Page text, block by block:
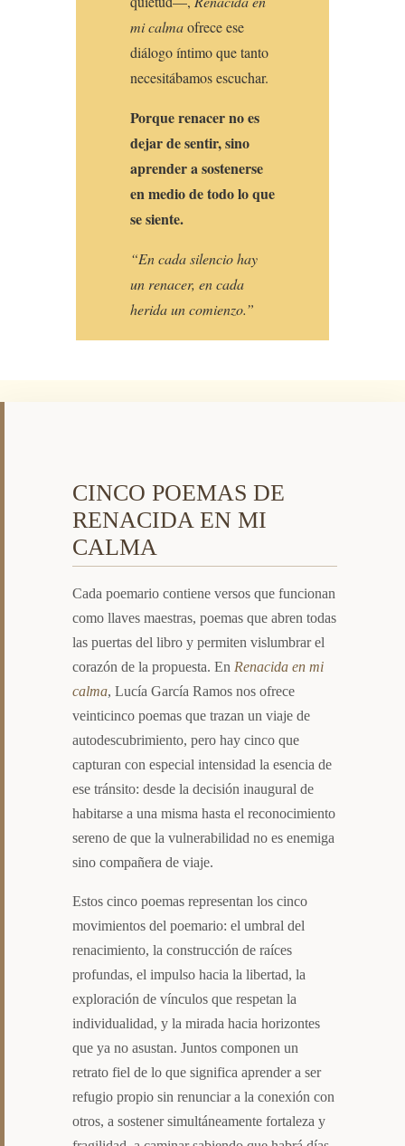
mi calmaofrece ese
diálogo íntimo que tanto
necesitábamos escuchar.
Porque renacer no es
dejar de sentir, sino
aprender a sostenerse
en medio de todo lo que
se siente.
“En cada silencio hay
un renacer, en cada
herida un comienzo.”
CINCO POEMASDE
RENACIDA EN MI
CALMA
Cada poemario contiene versos que funcionan
como llaves maestras, poemas que abren todas
las puertas del libro y permiten vislumbrar el
corazón de la propuesta. En Renacida en mi
calma, Lucía García Ramos nos ofrece
veinticinco poemas que trazan un viaje de
autodescubrimiento, pero hay cinco que
capturan con especial intensidad la esencia de
ese tránsito: desde la decisión inaugural de
habitarse a una misma hasta el reconocimiento
sereno de que la vulnerabilidad no es enemiga
sino compañera de viaje.
Estos cinco poemas representan los cinco
movimientos del poemario: el umbral del
renacimiento, la construcción de raíces
profundas, el impulso hacia la libertad, la
exploración de vínculos que respetan la
individualidad, y la mirada hacia horizontes
que ya no asustan. Juntos componen un
retrato fiel de lo que significa aprender a ser
refugio propio sin renunciar a la conexión con
otros, a sostener simultáneamente fortaleza y